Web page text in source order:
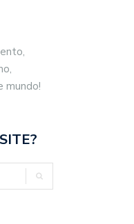
mundo!